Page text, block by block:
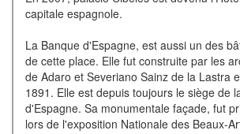
capitale espagnole.
La Banque d'Espagne, est aussi un des
de cette place. Elle fut construite par les
de Adaro et Severiano Sainz de la Lastra
1891. Elle est depuis toujours le siège de
d'Espagne. Sa monumentale façade, fut
lors de l'exposition Nationale des Beaux-